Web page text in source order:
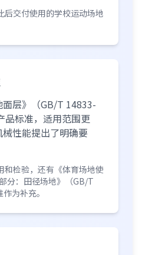
后交付使用的学校运动场地
面层》（GB/T 14833-
品标准，适用范围更
性能提出了明确要
和检验，还有《体育场地使
分：田径场地》（GB/T
为补充。